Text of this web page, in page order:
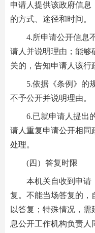
申请人提供该政府信息
的方式、途径和时间。
4.所申请公开信息
请人并说明理由；能够
关的，告知申请人该行
5.依据《条例》的
不予公开并说明理由。
6.已就申请人提出
请人重复申请公开相同
处理。
(四）答复时限
本机关自收到申请
复。不能当场答复的，
以答复；特殊情况，
息公开工作机构负责人